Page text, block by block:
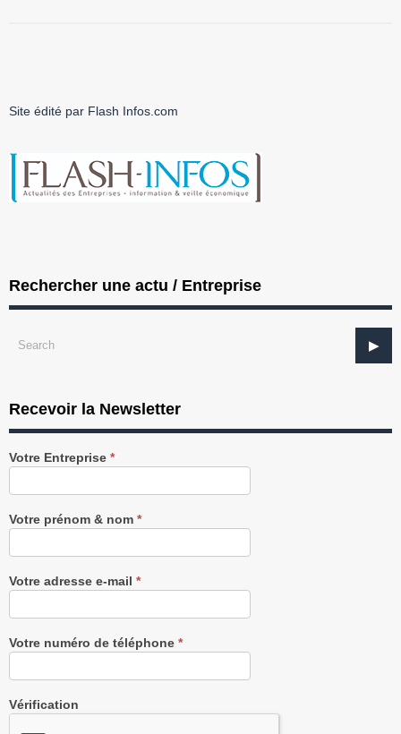
Site édité par Flash Infos.com
Rechercher une actu / Entreprise
Recevoir la Newsletter
Recevez
notre
gratuitement
Votre Entreprise *
Votre prénom & nom *
Votre adresse e-mail *
Votre numéro de téléphone *
Vérification